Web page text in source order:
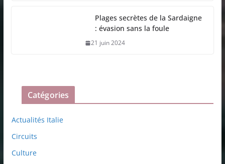
Plages secrètes de la Sardaigne
: évasion sans la foule
21 juin 2024
Catégories
Actualités Italie
Circuits
Culture